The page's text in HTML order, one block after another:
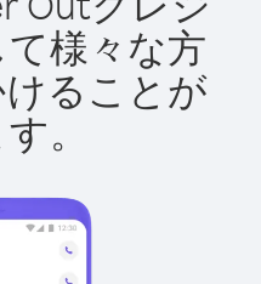
様々な方
ることが
。